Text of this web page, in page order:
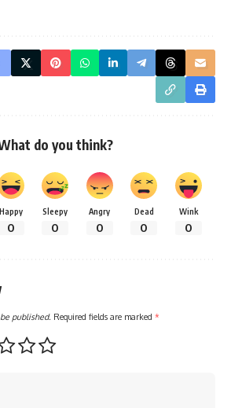
do you think?
Happy
0
Sleepy
0
Angry
0
Dead
0
Wink
0
published. Required fields are marked *